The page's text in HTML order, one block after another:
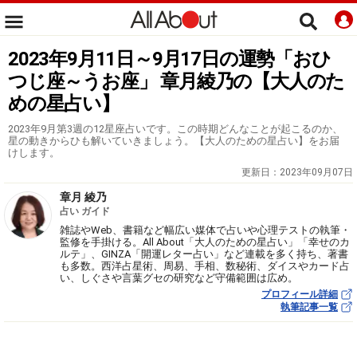
2023年9月11日～9月17日の運勢「おひ
つじ座～うお座」 章月綾乃の【大人のた
めの星占い】
2023年9月第3週の12星座占いです。この時期どんなことが起こるのか、
星の動きからひも解いていきましょう。【大人のための星占い】をお届
けします。
更新日： 2023年09月07日
章月 綾乃
占い ガイド
雑誌やWeb、書籍など幅広い媒体で占いや心理テストの執筆・
監修を手掛ける。All About「大人のための星占い」「幸せのカ
ルテ」、GINZA「開運レター占い」など連載を多く持ち、著書
も多数。西洋占星術、周易、手相、数秘術、ダイスやカード占
い、しぐさや言葉グセの研究など守備範囲は広め。
プロフィール詳細
執筆記事一覧